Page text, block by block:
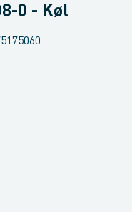
0 - Køl